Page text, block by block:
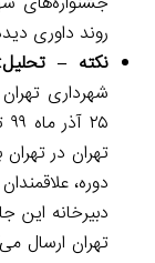
روند داوری
نکته – تحلیل:
شهرداری
تهران در
دوره،
دبیرخانه این
تهران ارسال